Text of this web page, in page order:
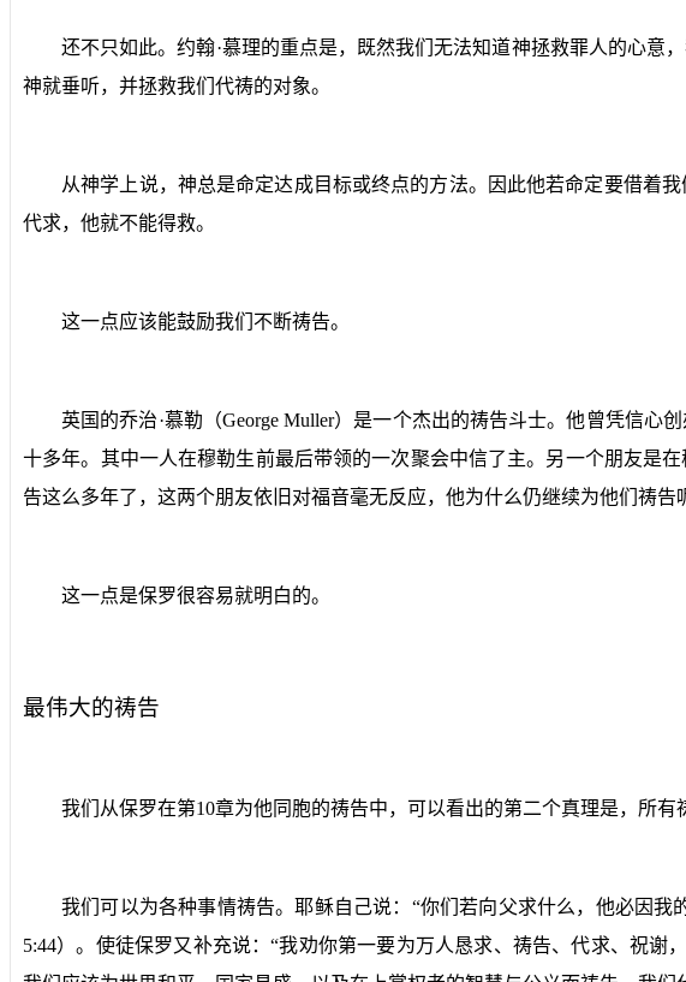
还不只如此。约翰·慕理的重点是，既然我们无法知道神拯救罪人的心意
神就垂听，并拯救我们代祷的对象。
从神学上说，神总是命定达成目标或终点的方法。因此他若命定要借着
代求，他就不能得救。
这一点应该能鼓励我们不断祷告。
英国的乔治·慕勒（George Muller）是一个杰出的祷告斗士。他曾凭信心
十多年。其中一人在穆勒生前最后带领的一次聚会中信了主。另一个朋友是
告这么多年了，这两个朋友依旧对福音毫无反应，他为什么仍继续为他们祷
这一点是保罗很容易就明白的。
最伟大的祷告
我们从保罗在第10章为他同胞的祷告中，可以看出的第二个真理是，所有
我们可以为各种事情祷告。耶稣自己说：“你们若向父求什么，他必因我
5:44）。使徒保罗又补充说：“我劝你第一要为万人恳求、祷告、代求、祝